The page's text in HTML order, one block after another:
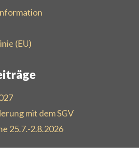
(EU)
mit dem SGV
25.7.-2.8.2026